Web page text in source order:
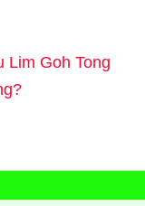
Lim Goh Tong